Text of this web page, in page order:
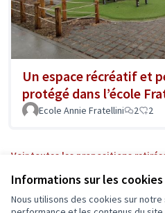
Informations sur les
Nous utilisons des cookies sur
Un espace récréatif et
protégé dans l’école
Ecole Annie Fratellini 2 2
Voir toutes les propositions
Conditions d'utilisation